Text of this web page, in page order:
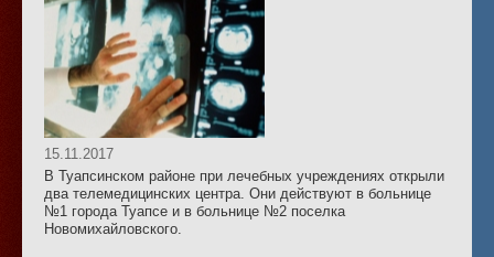
15.11.2017
В Туапсинском районе при лечебных учреждениях открыли
два телемедицинских центра. Они действуют в больнице
№1 города Туапсе и в больнице №2 поселка
Новомихайловского.